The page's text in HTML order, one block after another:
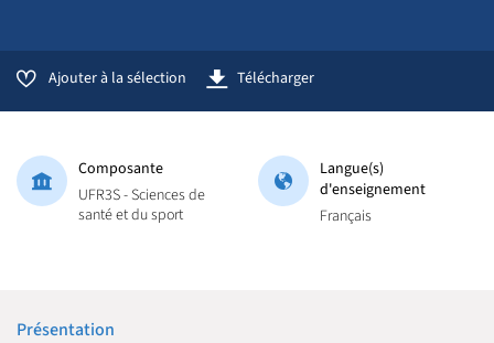
Ajouter à la sélection Télécharger
Composante
UFR3S - Sciences de
santé et du sport
Langue(s)
d'enseignement
Français
Présentation